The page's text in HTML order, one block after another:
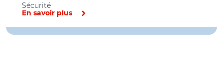
Sécurité
En savoir plus